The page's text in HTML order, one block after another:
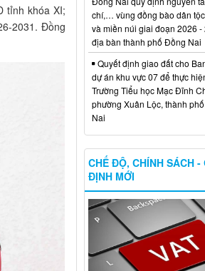
tỉnh khóa XI;
2031. Đồng
chí,… vùng đồng bào dân
và miền núi giai đoạn 2026 -
địa bàn thành phố Đồng Nai
Quyết định giao đất cho
dự án khu vực 07 để thực
Trường Tiểu học Mạc Đĩnh
phường Xuân Lộc, thành
Nai
CHẾ ĐỘ, CHÍNH SÁCH -
ĐỊNH MỚI